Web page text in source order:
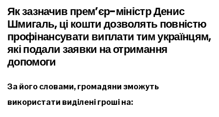
Як зазначив прем’єр-міністрДенис
Шмигаль,ці кошти дозволять повністю
профінансувати виплати тим українцям,
які подали заявки на отримання
допомоги
За його словами, громадяни зможуть
використати виділені гроші на: